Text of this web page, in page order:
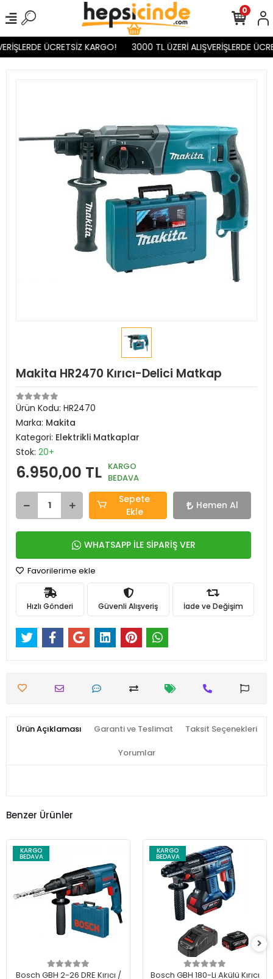
ÜCRETSİZ KARGO! 3000 TL ÜZERİ ALIŞVERİŞLERDE
0
Makita HR2470 Kırıcı-Delici Matkap
Ürün Kodu: HR2470
Marka: Makita
Kategori: Elektrikli Matkaplar
Stok: 20+
6.950,00 TL KARGO
BEDAVA
Sepete
Ekle
Hemen Al
WHATSAPP İLE SİPARİŞ VER
Favorilerime ekle
Hızlı Gönderi Güvenli Alışveriş İade ve Değişim
Ürün Açıklaması Garanti ve Teslimat Taksit Seçenekleri
Yorumlar
Benzer Ürünler
KARGO
BEDAVA
Bosch GBH 2-26 DRE Kırıcı /
KARGO
BEDAVA
Bosch GBH 180-Li Akülü Kırıcı